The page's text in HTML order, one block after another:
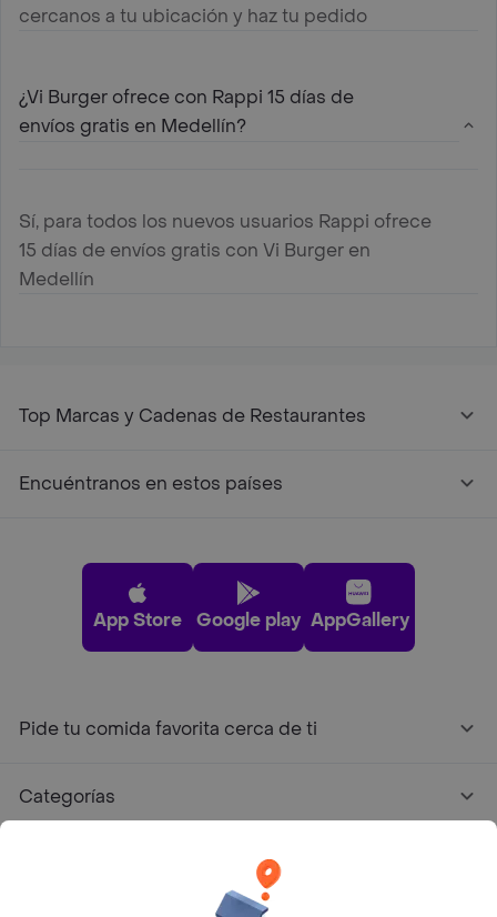
cercanos a tu ubicación y haz tu pedido
¿Vi Burger ofrece con Rappi 15 días de
envíos gratis en Medellín?
Sí, para todos los nuevos usuarios Rappi ofrece
15 días de envíos gratis con Vi Burger en
Medellín
Top Marcas y Cadenas de Restaurantes
Encuéntranos en estos países
App Store Google play AppGallery
Pide tu comida favorita cerca de ti
Categorías